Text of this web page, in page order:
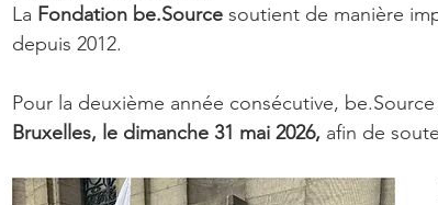
La Fondation be.Source soutient de manière
depuis 2012.
Pour la deuxième année consécutive,
Bruxelles, le dimanche 31 mai 2026, afin de